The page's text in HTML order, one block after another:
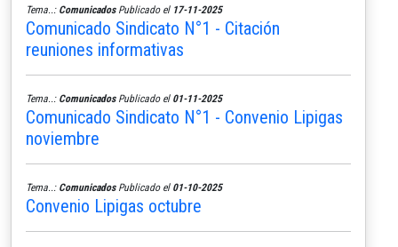
Tema..: ComunicadosPublicado el 17-11-2025
Comunicado Sindicato N°1 - Citación
reuniones informativas
Tema..: ComunicadosPublicado el 01-11-2025
Comunicado Sindicato N°1 - Convenio Lipigas
noviembre
Tema..: ComunicadosPublicado el 01-10-2025
Convenio Lipigas octubre